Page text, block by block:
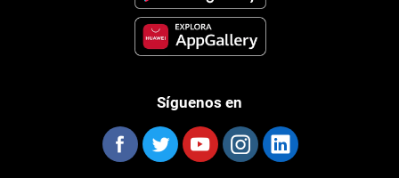
Síguenos en